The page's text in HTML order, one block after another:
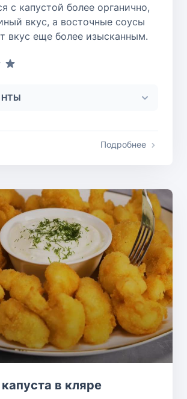
с капустой более органично,
вкус, а восточные соусы
вкус еще более изысканным.
Подробнее
в кляре